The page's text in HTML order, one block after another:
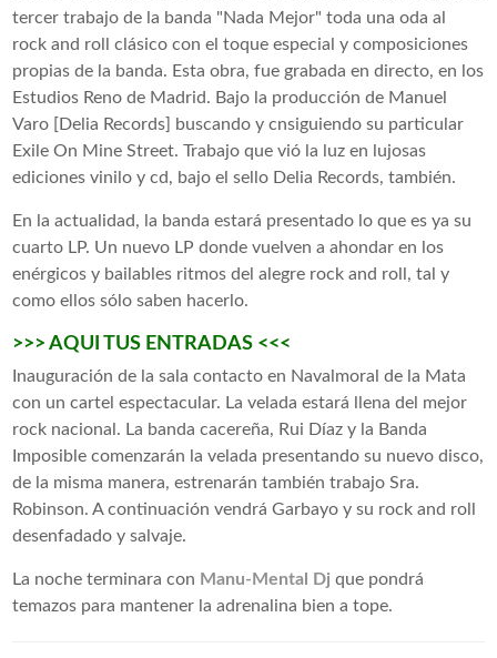
tercer trabajo de la banda "Nada Mejor" toda una oda al
rock and roll clásico con el toque especial y composiciones
propias de la banda. Esta obra, fue grabada en directo, en los
Estudios Reno de Madrid. Bajo la producción de Manuel
Varo [Delia Records] buscando y cnsiguiendo su particular
Exile On Mine Street. Trabajo que vió la luz en lujosas
ediciones vinilo y cd, bajo el sello Delia Records, también.
En la actualidad, la banda estará presentado lo que es ya su
cuarto LP. Un nuevo LP donde vuelven a ahondar en los
enérgicos y bailables ritmos del alegre rock and roll, tal y
como ellos sólo saben hacerlo.
>>> AQUI TUS ENTRADAS <<<
Inauguración de la sala contacto en Navalmoral de la Mata
con un cartel espectacular. La velada estará llena del mejor
rock nacional. La banda cacereña, Rui Díaz y la Banda
Imposible comenzarán la velada presentando su nuevo disco,
de la misma manera, estrenarán también trabajo Sra.
Robinson. A continuación vendrá Garbayo y su rock and roll
desenfadado y salvaje.
La noche terminara con Manu-Mental Dj que pondrá
temazos para mantener la adrenalina bien a tope.